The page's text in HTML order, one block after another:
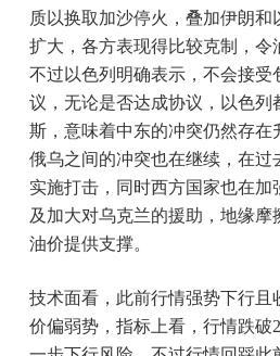
质以换取加沙停火，叠加伊朗和
扩大，各方表现得比较克制，令
不过以色列明确表示，不会接受
议，无论是否达成协议，以色列
斯，意味着中东的冲突仍然存在
俄乌之间的冲突也在继续，在过
实施打击，同时西方国家也在加
及加大对乌克兰的援助，地缘摩
油价提供支撑。
技术面看，此前行情强势下行且
价偏弱势，指标上看，行情跌破